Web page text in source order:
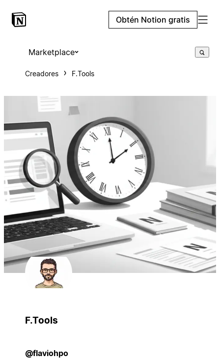
Obtén Notion gratis
Marketplace
Creadores F.Tools
F.Tools
@flaviohpo